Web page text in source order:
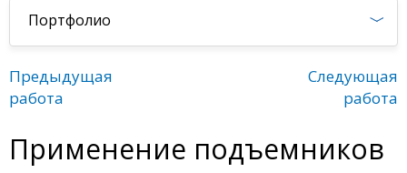
Портфолио
Предыдущая
работа
Следующая
работа
Применение подъемников